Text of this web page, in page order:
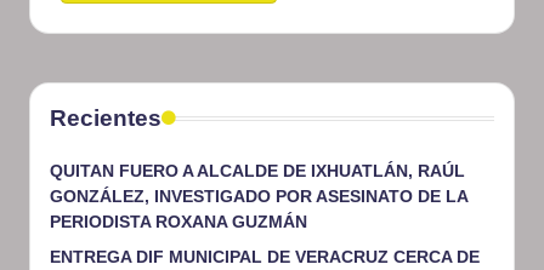
Recientes
QUITAN FUERO A ALCALDE DE IXHUATLÁN, RAÚL
GONZÁLEZ, INVESTIGADO POR ASESINATO DE LA
PERIODISTA ROXANA GUZMÁN
ENTREGA DIF MUNICIPAL DE VERACRUZ CERCA DE